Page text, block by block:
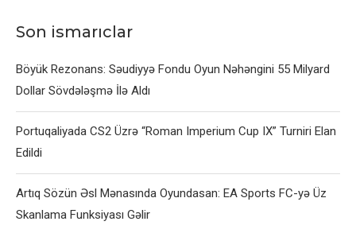
Son ismarıclar
Böyük Rezonans: Səudiyyə Fondu Oyun Nəhəngini 55 Milyard
Dollar Sövdələşmə İlə Aldı
Portuqaliyada CS2 Üzrə “Roman Imperium Cup IX” Turniri Elan
Edildi
Artıq Sözün Əsl Mənasında Oyundasan: EA Sports FC-yə Üz
Skanlama Funksiyası Gəlir